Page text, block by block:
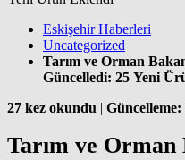
Eskişehir Haberleri
Uncategorized
Tarım ve Orman
Güncelledi: 25 Yeni
27 kez okundu | Güncelleme:
Tarım ve Orman